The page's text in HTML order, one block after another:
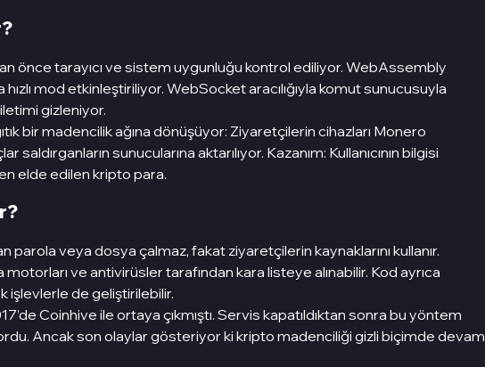
önce tarayıcı ve sistem uygunluğu kontrol ediliyor. WebAssembly
mod etkinleştiriliyor. WebSocket aracılığıyla komut sunucusuyla
gizleniyor.
bir madencilik ağına dönüşüyor: Ziyaretçilerin cihazları Monero
saldırganların sunucularına aktarılıyor. Kazanım: Kullanıcının bilgisi
elde edilen kripto para.
parola veya dosya çalmaz, fakat ziyaretçilerin kaynaklarını kullanır.
ve antivirüsler tarafından kara listeye alınabilir. Kod ayrıca
işlevlerle de geliştirilebilir.
Coinhive ile ortaya çıkmıştı. Servis kapatıldıktan sonra bu yöntem
Ancak son olaylar gösteriyor ki kripto madenciliği gizli biçimde devam